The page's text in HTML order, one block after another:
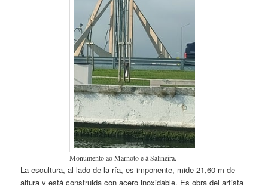
Monumento ao Marnoto e à Salineira.
La escultura, al lado de la ría, es imponente, mide 21,60 m de
altura y está construida con acero inoxidable. Es obra del artista